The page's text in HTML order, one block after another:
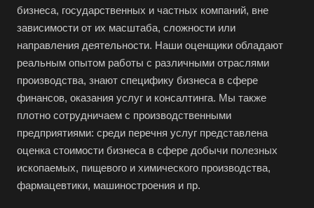
бизнеса, государственных и частных компаний, вне
зависимости от их масштаба, сложности или
направления деятельности. Наши оценщики обладают
реальным опытом работы с различными отраслями
производства, знают специфику бизнеса в сфере
финансов, оказания услуг и консалтинга. Мы также
плотно сотрудничаем с производственными
предприятиями: среди перечня услуг представлена
оценка стоимости бизнеса в сфере добычи полезных
ископаемых, пищевого и химического производства,
фармацевтики, машиностроения и пр.
Волгоград
Волгодонск
Волжск
Вологда
Волоколамск
Волосово
Волхов
Вольск